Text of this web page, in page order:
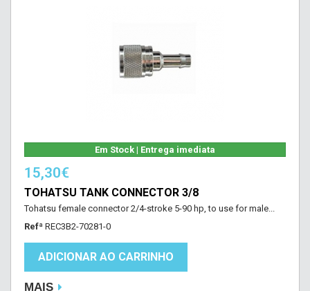
Em Stock | Entrega imediata
15,30€
TOHATSU TANK CONNECTOR 3/8
Tohatsu female connector 2/4-stroke 5-90 hp, to use for male...
Refª REC3B2-70281-0
ADICIONAR AO CARRINHO
MAIS